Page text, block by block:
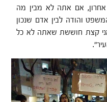
אם אתה לא מבין מה
והודה לבין אדם שנכון
קצת חוששת שאתה לא כל